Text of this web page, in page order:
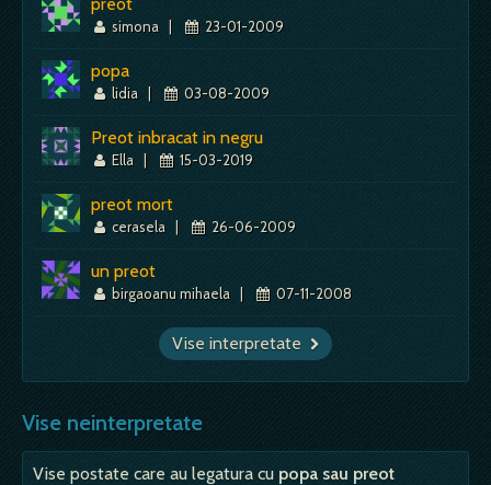
simona | 23-01-2009
popa
lidia | 03-08-2009
Preot inbracat in negru
Ella | 15-03-2019
preot mort
cerasela | 26-06-2009
un preot
birgaoanu mihaela | 07-11-2008
Vise interpretate
Vise neinterpretate
Vise postate care au legatura cu popa sau preot